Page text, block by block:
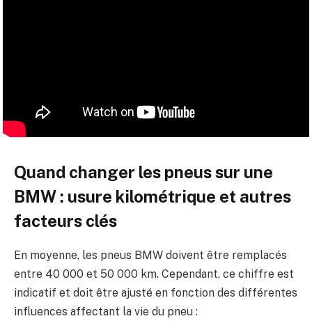
Quand changer les pneus sur une
BMW : usure kilométrique et autres
facteurs clés
En moyenne, les pneus BMW doivent être remplacés
entre 40 000 et 50 000 km. Cependant, ce chiffre est
indicatif et doit être ajusté en fonction des différentes
influences affectant la vie du pneu :